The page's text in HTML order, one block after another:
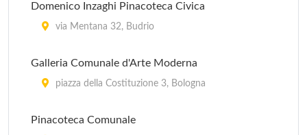
piazza Maggiore 6, Bologna
via Riva di Reno 57, Bologna
via Zamboni 33, Bologna
Domenico Inzaghi Pinacoteca Civica
via Mentana 32, Budrio
Galleria Comunale d'Arte Moderna
piazza della Costituzione 3, Bologna
Pinacoteca Comunale